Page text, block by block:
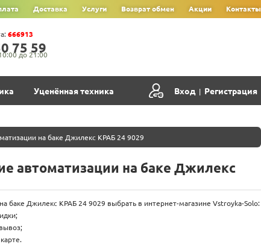
Доставка Услуги Возврат обмен Акции Контакты
7‍5‍ 5‍9‍
до 21:00
666913
Уценённая техника Вход | Регистрация
на баке Джилекс КРАБ 24 9029
автоматизации на баке Джилекс
баке Джилекс КРАБ 24 9029 выбрать в интернет-магазине Vstroyka-Solo: